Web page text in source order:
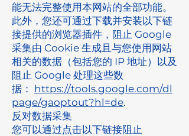
能无法完整使用本网站的全部功能。
此外，您还可通过下载并安装以下链
接提供的浏览器插件，阻止 Google
采集由 Cookie 生成且与您使用网站
相关的数据（包括您的 IP 地址）以及
阻止 Google 处理这些数
据： https://tools.google.com/dl
page/gaoptout?hl=de.
反对数据采集
您可以通过点击以下链接阻止